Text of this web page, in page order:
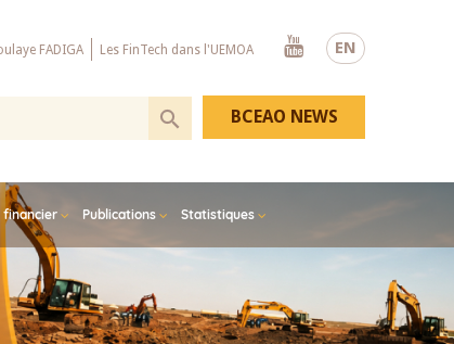
EN
FADIGA Les FinTech dans l'UEMOA
Youtube
financier Publications Statistiques
BCEAO NEWS